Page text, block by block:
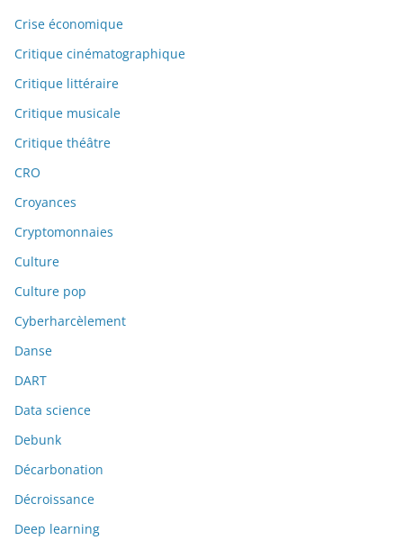
Crise économique
Critique cinématographique
Critique littéraire
Critique musicale
Critique théâtre
CRO
Croyances
Cryptomonnaies
Culture
Culture pop
Cyberharcèlement
Danse
DART
Data science
Debunk
Décarbonation
Décroissance
Deep learning